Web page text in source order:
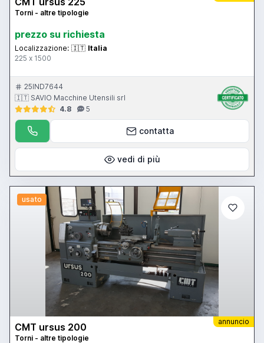
Torni - altre tipologie
prezzo su richiesta
Localizzazione: 🇮🇹 Italia
225 x 1500
25IND7644
🇮🇹 SAVIO Macchine Utensili srl
4.8
5
contatta
vedi di più
usato
annuncio
CMT ursus 200
Torni - altre tipologie